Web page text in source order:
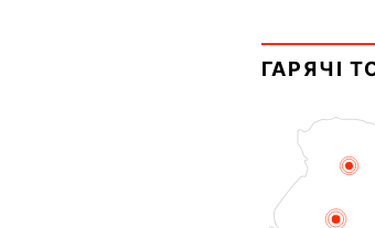
ГАРЯЧІ